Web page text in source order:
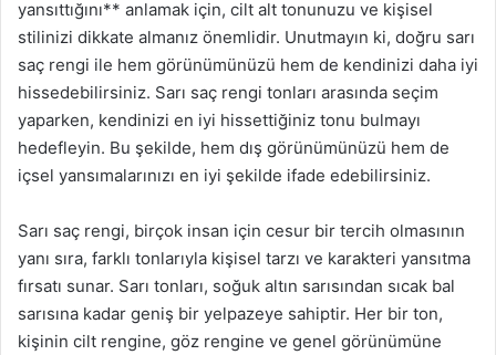
yansıttığını** anlamak için, cilt alt tonunuzu ve kişisel
stilinizi dikkate almanız önemlidir. Unutmayın ki, doğru sarı
saç rengi ile hem görünümünüzü hem de kendinizi daha iyi
hissedebilirsiniz. Sarı saç rengi tonları arasında seçim
yaparken, kendinizi en iyi hissettiğiniz tonu bulmayı
hedefleyin. Bu şekilde, hem dış görünümünüzü hem de
içsel yansımalarınızı en iyi şekilde ifade edebilirsiniz.
Sarı saç rengi, birçok insan için cesur bir tercih olmasının
yanı sıra, farklı tonlarıyla kişisel tarzı ve karakteri yansıtma
fırsatı sunar. Sarı tonları, soğuk altın sarısından sıcak bal
sarısına kadar geniş bir yelpazeye sahiptir. Her bir ton,
kişinin cilt rengine, göz rengine ve genel görünümüne